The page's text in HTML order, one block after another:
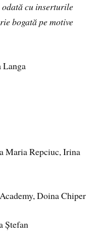
odată cu inserturile
bogată pe motive
Langa
Maria Repciuc, Irina
Doina Chiper
Ștefan